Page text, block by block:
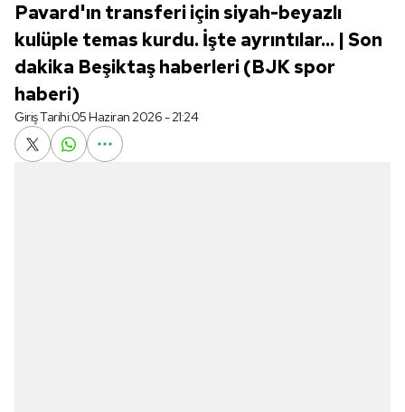
Pavard'ın transferi için siyah-beyazlı
kulüple temas kurdu. İşte ayrıntılar... | Son
dakika Beşiktaş haberleri (BJK spor
haberi)
Giriş Tarihi:05 Haziran 2026 - 21:24